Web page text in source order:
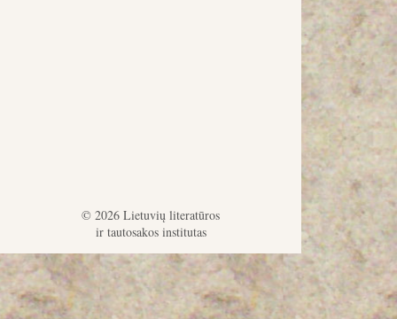
© 2026 Lietuvių literatūros
ir tautosakos institutas